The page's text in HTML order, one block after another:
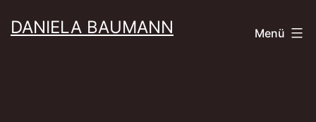
Inhalt
DANIELA BAUMANN Menü